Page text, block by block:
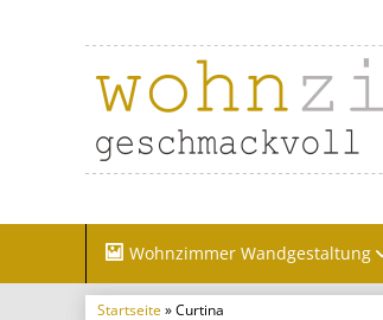
Wohnzimmer Wandgestaltung
Startseite» Curtina